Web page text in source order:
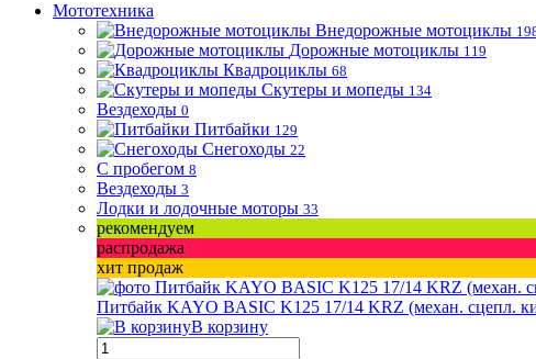
Мототехника
Внедорожные мотоциклы
Дорожные мотоциклы 119
Квадроциклы 68
Скутеры и мопеды 134
Вездеходы 0
Питбайки 129
Снегоходы 22
С пробегом 8
Вездеходы 3
Лодки и лодочные моторы 33
рекомендуем
распродажа
хит продаж
Питбайк KAYO BASIC K125 17/14 KRZ (механ. сцепл.
В корзину